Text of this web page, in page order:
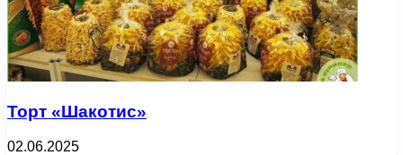
Торт «Шакотис»
02.06.2025